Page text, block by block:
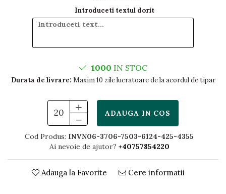
Introduceti textul dorit
1000 IN STOC
Durata de livrare: Maxim 10 zile lucratoare de la acordul de tipar
ADAUGA IN COS
Cod Produs: INVN06-3706-7503-6124-425-4355
Ai nevoie de ajutor? +40757854220
Adauga la Favorite Cere informatii